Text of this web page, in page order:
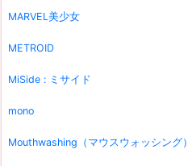
MARVEL美少女
METROID
MiSide : ミサイド
mono
Mouthwashing（マウスウォッシング）